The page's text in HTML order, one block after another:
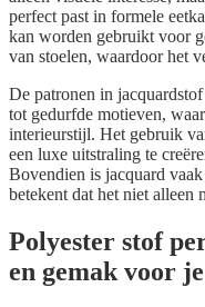
perfect past in formele
kan worden gebruikt voor
van stoelen, waardoor het
De patronen in
tot gedurfde motieven,
interieurstijl. Het gebruik
een luxe uitstraling te
Bovendien is jacquard
betekent dat het niet alleen
Polyester stof
en gemak voor